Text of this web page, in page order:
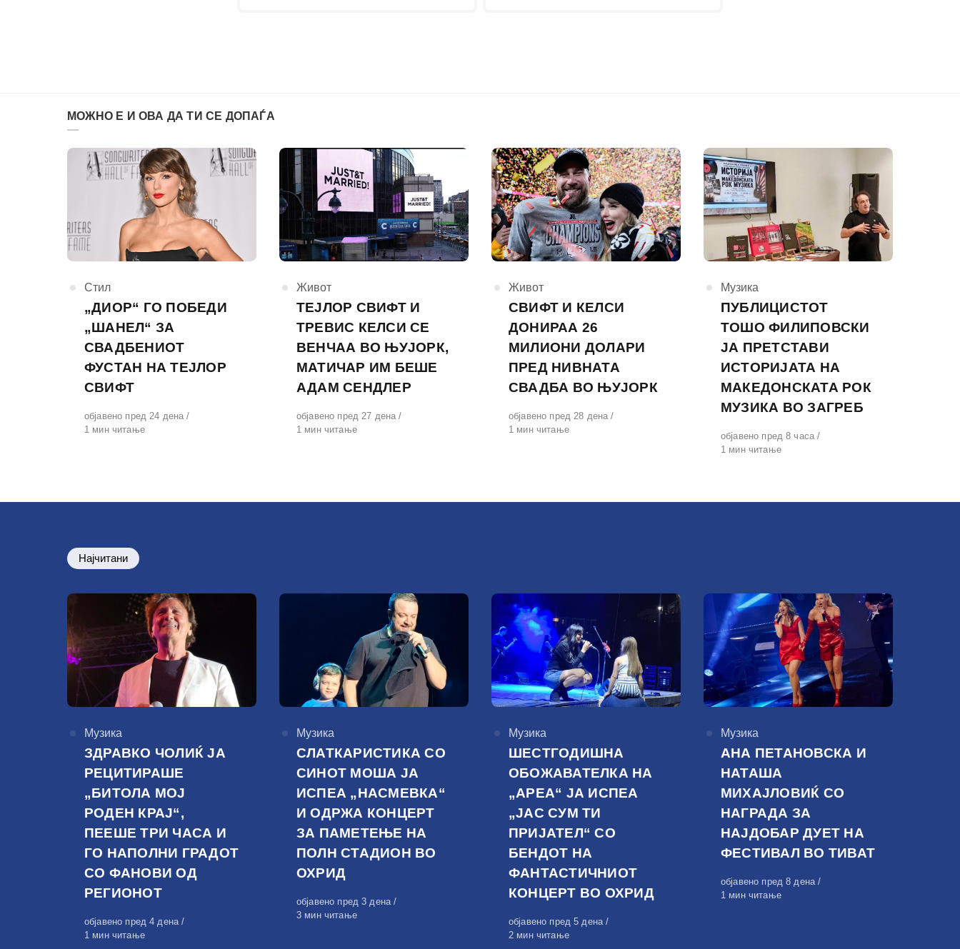
МОЖНО Е И ОВА ДА ТИ СЕ ДОПАЃА
КАтегорија
Стил
„ДИОР“ ГО ПОБЕДИ
„ШАНЕЛ“ ЗА
СВАДБЕНИОТ
ФУСТАН НА ТЕЈЛОР
СВИФТ
Објавено
на
објавено пред 24 дена
1 мин читање
КАтегорија
Живот
ТЕЈЛОР СВИФТ И
ТРЕВИС КЕЛСИ СЕ
ВЕНЧАА ВО ЊУЈОРК,
МАТИЧАР ИМ БЕШЕ
АДАМ СЕНДЛЕР
Објавено
на
објавено пред 27 дена
1 мин читање
КАтегорија
Живот
СВИФТ И КЕЛСИ
ДОНИРАА 26
МИЛИОНИ ДОЛАРИ
ПРЕД НИВНАТА
СВАДБА ВО ЊУЈОРК
Објавено
на
објавено пред 28 дена
1 мин читање
КАтегорија
Музика
ПУБЛИЦИСТОТ
ТОШО ФИЛИПОВСКИ
ЈА ПРЕТСТАВИ
ИСТОРИЈАТА НА
МАКЕДОНСКАТА РОК
МУЗИКА ВО ЗАГРЕБ
Објавено
на
објавено пред 8 часа
1 мин читање
Најчитани
КАтегорија
Музика
ЗДРАВКО ЧОЛИЌ ЈА
РЕЦИТИРАШЕ
„БИТОЛА МОЈ
РОДЕН КРАЈ“,
ПЕЕШЕ ТРИ ЧАСА И
ГО НАПОЛНИ ГРАДОТ
СО ФАНОВИ ОД
РЕГИОНОТ
Објавено
на
објавено пред 4 дена
1 мин читање
КАтегорија
Музика
СЛАТКАРИСТИКА СО
СИНОТ МОША ЈА
ИСПЕА „НАСМЕВКА“
И ОДРЖА КОНЦЕРТ
ЗА ПАМЕТЕЊЕ НА
ПОЛН СТАДИОН ВО
ОХРИД
Објавено
на
објавено пред 3 дена
3 мин читање
КАтегорија
Музика
ШЕСТГОДИШНА
ОБОЖАВАТЕЛКА НА
„АРЕА“ ЈА ИСПЕА
„ЈАС СУМ ТИ
ПРИЈАТЕЛ“ СО
БЕНДОТ НА
ФАНТАСТИЧНИОТ
КОНЦЕРТ ВО ОХРИД
Објавено
на
објавено пред 5 дена
2 мин читање
КАтегорија
Музика
АНА ПЕТАНОВСКА И
НАТАША
МИХАЈЛОВИЌ СО
НАГРАДА ЗА
НАЈДОБАР ДУЕТ НА
ФЕСТИВАЛ ВО ТИВАТ
Објавено
на
објавено пред 8 дена
1 мин читање